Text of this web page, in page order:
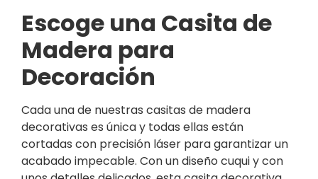
Escoge una Casita de
Madera para
Decoración
Cada una de nuestras casitas de madera
decorativas es única y todas ellas están
cortadas con precisión láser para garantizar un
acabado impecable. Con un diseño cuqui y con